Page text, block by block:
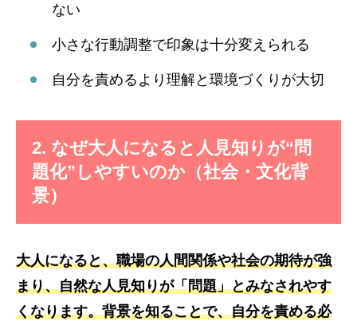
ない
小さな行動調整で印象は十分変えられる
自分を責めるより理解と環境づくりが大切
2. なぜ大人になると人見知りが“問
題化”しやすいのか（社会・文化背
景）
大人になると、職場の人間関係や社会の期待が強
まり、自然な人見知りが「問題」とみなされやす
くなります。背景を知ることで、自分を責める必